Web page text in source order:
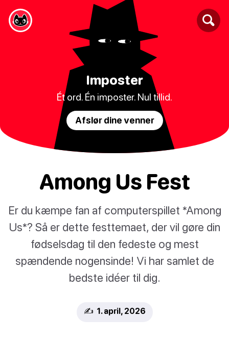
Imposter
Ét ord. Én imposter. Nul tillid.
Afslør dine venner
Among Us Fest
Er du kæmpe fan af computerspillet *Among
Us*? Så er dette festtemaet, der vil gøre din
fødselsdag til den fedeste og mest
spændende nogensinde! Vi har samlet de
bedste idéer til dig.
✍️ 1. april, 2026